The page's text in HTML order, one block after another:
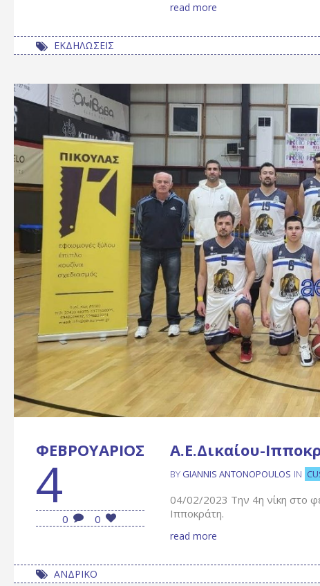
read more
ΕΚΔΗΛΩΣΕΙΣ
ΦΕΒΡΟΥΆΡΙΟΣ
4
0 0
Α.Ε.Δικαίου-
BY GIANNIS ANTONOPOULOS IN
04/02/2023 Την 4η νίκη στο
Ιπποκράτη.
read more
ΑΝΔΡΙΚΟ